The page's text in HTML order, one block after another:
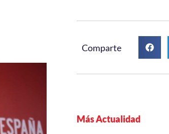
Comparte
Más Actualidad